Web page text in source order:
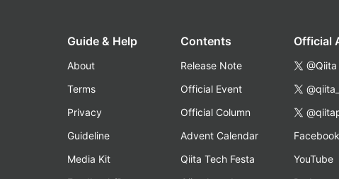
Guide & Help
About
Terms
Privacy
Guideline
Media Kit
Contents
Release Note
Official Event
Official Column
Advent Calendar
Qiita Tech Festa
Official
@Qiita
Facebook
YouTube